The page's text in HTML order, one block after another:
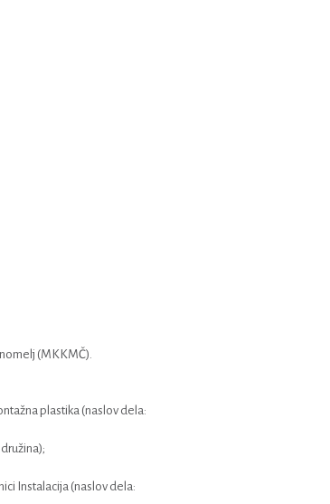
(MKKMČ).
plastika (naslov dela:
Instalacija (naslov dela: